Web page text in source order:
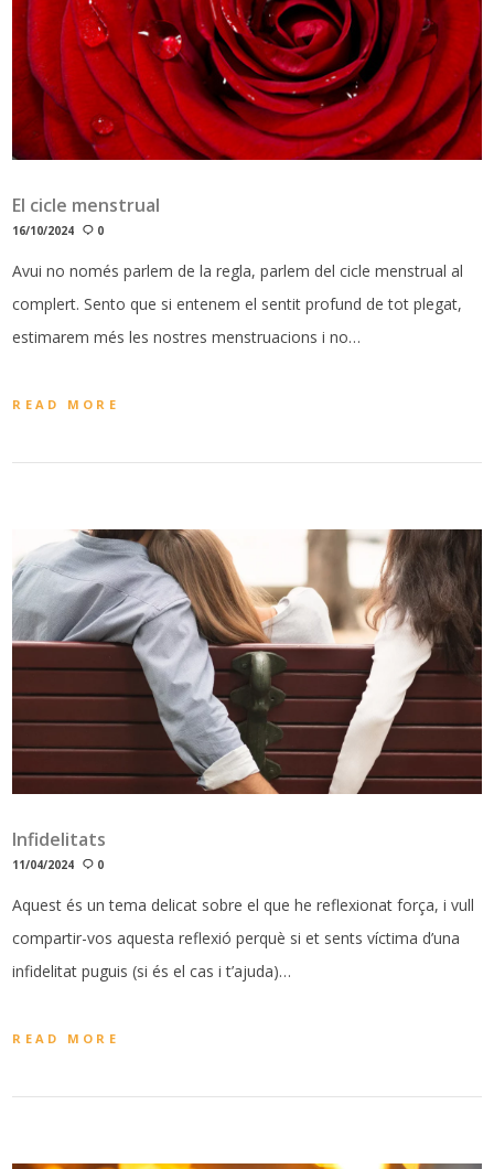
El cicle menstrual
16/10/2024 0
Avui no només parlem de la regla, parlem del cicle menstrual al
complert. Sento que si entenem el sentit profund de tot plegat,
estimarem més les nostres menstruacions i no…
READ MORE
Infidelitats
11/04/2024 0
Aquest és un tema delicat sobre el que he reflexionat força, i vull
compartir-vos aquesta reflexió perquè si et sents víctima d’una
infidelitat puguis (si és el cas i t’ajuda)…
READ MORE